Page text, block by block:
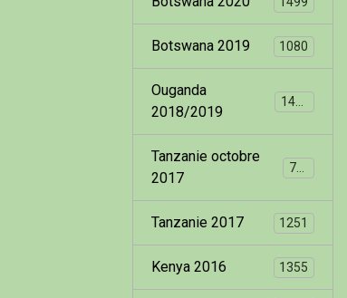
Botswana 2019 1080
Ouganda
2018/2019
Tanzanie octobre
2017
799
Tanzanie 2017 1251
Kenya 2016 1355